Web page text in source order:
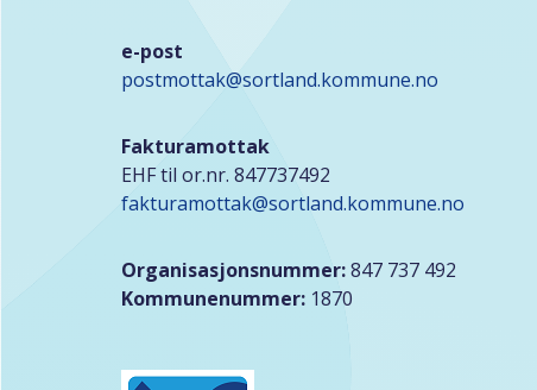
e-post
postmottak@sortland.kommune.no
Fakturamottak
EHF til or.nr. 847737492
fakturamottak@sortland.kommune.no
Organisasjonsnummer:847 737 492
Kommunenummer: 1870